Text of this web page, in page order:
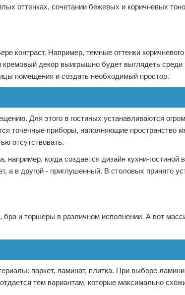
оттенках, сочетании бежевых и коричневых
контраст. Например, темные оттенки
декор выигрышно будет выглядеть среди
помещения и создать необходимый простор.
Для этого в гостиных устанавливаются
точечные приборы, наполняющие пространство
отсутствовать.
когда создается дизайн кухни-гостиной
а в другой - приглушенный. В столовых принято
и торшеры в различном исполнении. А вот
паркет, ламинат, плитка. При выборе
тем вариантам, которые максимально